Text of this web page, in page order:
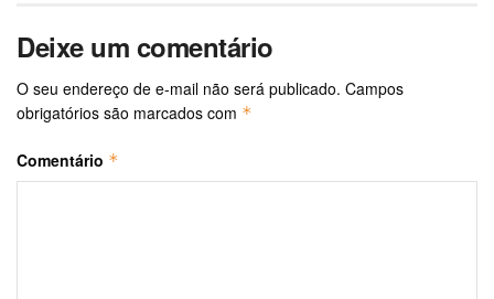
Deixe um comentário
O seu endereço de e-mail não será publicado. Campos
obrigatórios são marcados com *
Comentário *